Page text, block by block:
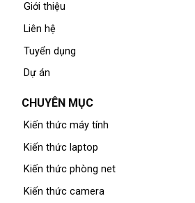
Giới thiệu
Liên hệ
Tuyển dụng
Dự án
CHUYÊN MỤC
Kiến thức máy tính
Kiến thức laptop
Kiến thức phòng net
Kiến thức camera